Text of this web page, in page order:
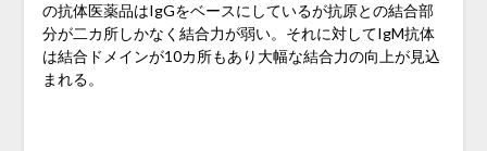
の抗体医薬品はIgGをベースにしているが抗原との結合部
分が二カ所しかなく結合力が弱い。それに対してIgM抗体
は結合ドメインが10カ所もあり大幅な結合力の向上が見込
まれる。